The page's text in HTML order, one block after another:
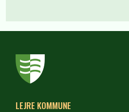
LEJRE KOMMUNE